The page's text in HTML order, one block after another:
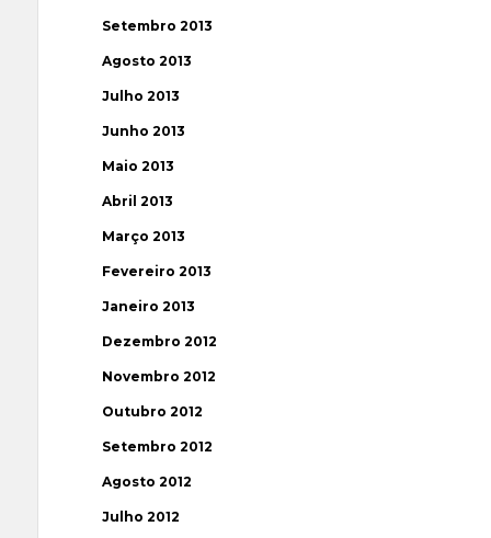
Setembro 2013
Agosto 2013
Julho 2013
Junho 2013
Maio 2013
Abril 2013
Março 2013
Fevereiro 2013
Janeiro 2013
Dezembro 2012
Novembro 2012
Outubro 2012
Setembro 2012
Agosto 2012
Julho 2012